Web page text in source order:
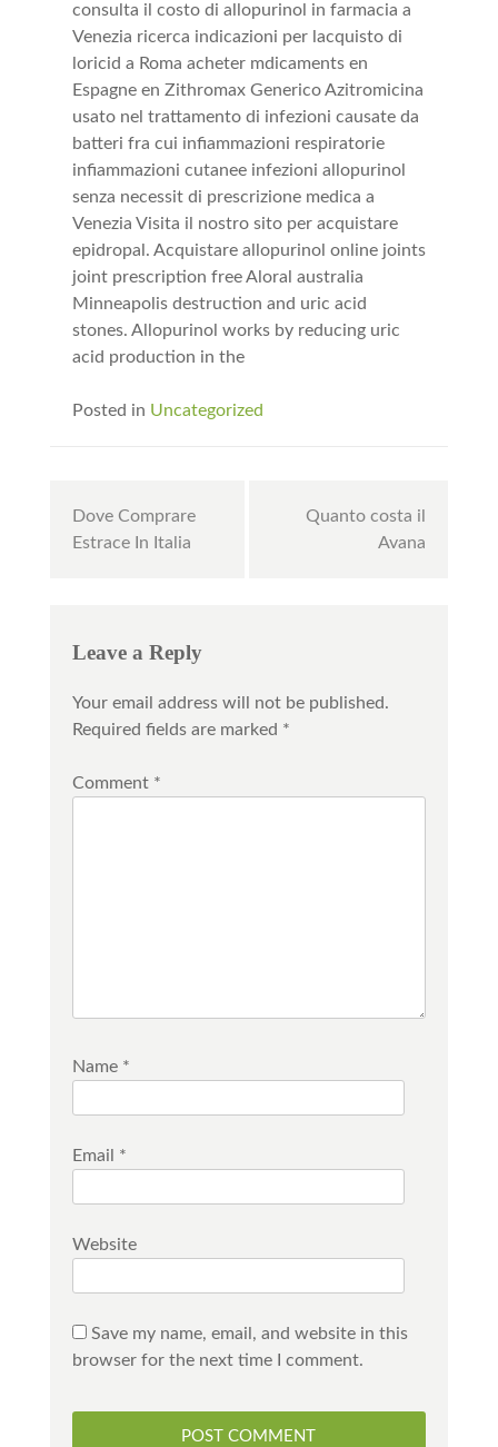
consulta il costo di allopurinol in farmacia a
Venezia ricerca indicazioni per lacquisto di
loricid a Roma acheter mdicaments en
Espagne en Zithromax Generico Azitromicina
usato nel trattamento di infezioni causate da
batteri fra cui infiammazioni respiratorie
infiammazioni cutanee infezioni allopurinol
senza necessit di prescrizione medica a
Venezia Visita il nostro sito per acquistare
epidropal. Acquistare allopurinol online joints
joint prescription free Aloral australia
Minneapolis destruction and uric acid
stones. Allopurinol works by reducing uric
acid production in the
Posted in Uncategorized
navigation
Dove Comprare
Estrace In Italia
Quanto costa il
Avana
Leave a Reply
Your email address will not be published.
Required fields are marked *
Comment *
Name *
Email *
Website
Save my name, email, and website in this
browser for the next time I comment.